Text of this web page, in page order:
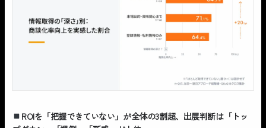
ROIを「把握できていない」が全体の3割超、出展判断は「トッ